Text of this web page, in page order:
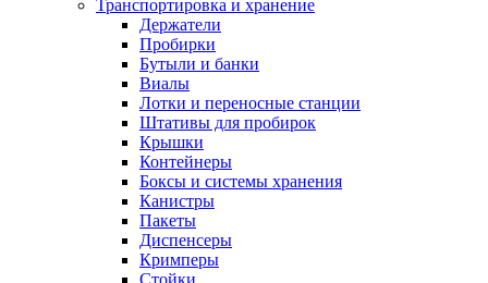
Транспортировка и хранение
Держатели
Пробирки
Бутыли и банки
Виалы
Лотки и переносные станции
Штативы для пробирок
Крышки
Контейнеры
Боксы и системы хранения
Канистры
Пакеты
Диспенсеры
Кримперы
Стойки